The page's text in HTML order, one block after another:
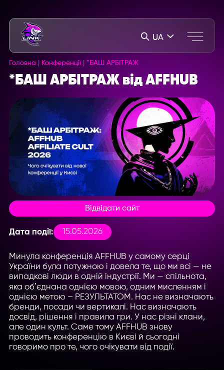
UA
Головна Конференції *БАШ АРБІТРАЖ
*БАШ АРБІТРАЖ від AFFHUB
Минула конференція AFFHUB у самому серці
України була потужною і довела те, що ми всі — не
випадкові люди в одній індустрії. Ми — спільнота,
яка обʼєднана однією мовою, одним мисленням і
однією метою – РЕЗУЛЬТАТОМ. Нас не визначають
бренди, посади чи вертикалі. Нас визначають
досвід, рішення і правила гри. У нас різні клани,
але один культ. Саме тому AFFHUB знову
проводить конференцію в Києві й сьогодні
говоримо про те, чого очікувати від події.
Дата події: 15.05.2026
Відвідати сайт